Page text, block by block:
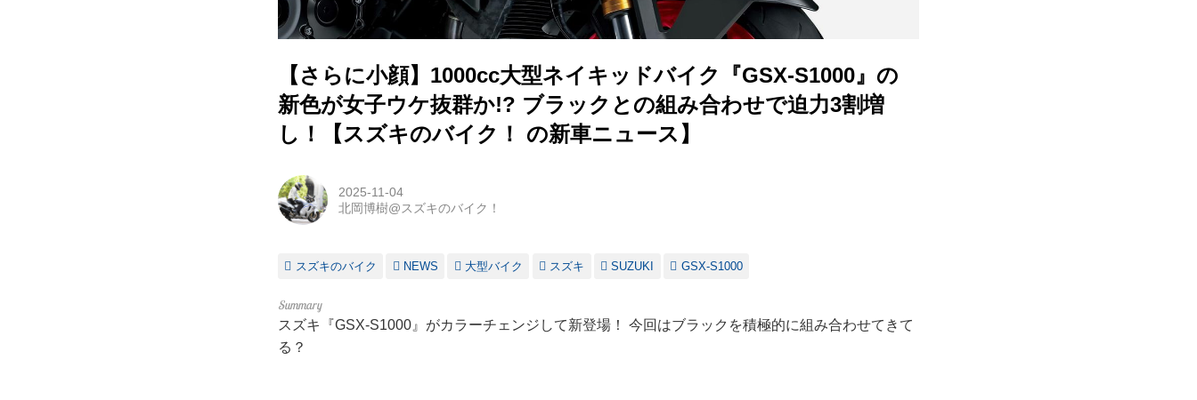
【さらに小顔】1000cc大型ネイキッドバイク『GSX-S1000』の
新色が女子ウケ抜群か!? ブラックとの組み合わせで迫力3割増
し！【スズキのバイク！ の新車ニュース】
2025-11-04
北岡博樹@スズキのバイク！
スズキのバイク NEWS 大型バイク スズキ SUZUKI GSX-S1000
スズキ『GSX-S1000』がカラーチェンジして新登場！ 今回はブラックを積極的に組み合わせてきて
る？